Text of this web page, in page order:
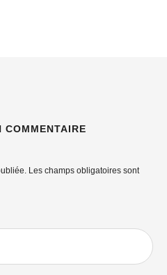
COMMENTAIRE
Les champs obligatoires sont